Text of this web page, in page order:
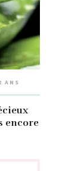
ANS
encore